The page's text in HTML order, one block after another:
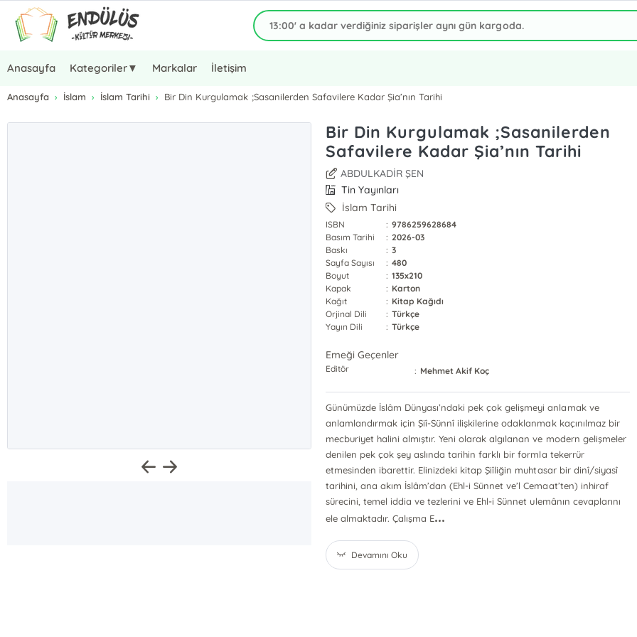
Anasayfa Kategoriler▼ Markalar İletişim
Anasayfa İslam İslam Tarihi Bir Din Kurgulamak ;Sasanilerden Safavilere Kadar Şia’nın Tarihi
Bir Din Kurgulamak ;Sasanilerden
Safavilere Kadar Şia’nın Tarihi
ABDULKADİR ŞEN
Tin Yayınları
İslam Tarihi
ISBN : 9786259628684
Basım Tarihi
: 2026-03
Baskı
: 3
Sayfa Sayısı
: 480
Boyut
: 135x210
Kapak
: Karton
Kağıt
: Kitap Kağıdı
Orjinal Dili
: Türkçe
Yayın Dili
: Türkçe
Emeği Geçenler
Editör : Mehmet Akif Koç
Günümüzde İslâm Dünyası’ndaki pek çok gelişmeyi anlamak ve
anlamlandırmak için Şiî-Sünnî ilişkilerine odaklanmak kaçınılmaz bir
mecburiyet halini almıştır. Yeni olarak algılanan ve modern gelişmeler
denilen pek çok şey aslında tarihin farklı bir formla tekerrür
etmesinden ibarettir. Elinizdeki kitap Şiîliğin muhtasar bir dinî/siyasî
tarihini, ana akım İslâm’dan (Ehl-i Sünnet ve’l Cemaat’ten) inhiraf
sürecini, temel iddia ve tezlerini ve Ehl-i Sünnet ulemânın cevaplarını
ele almaktadır. Çalışma E...
Devamını Oku